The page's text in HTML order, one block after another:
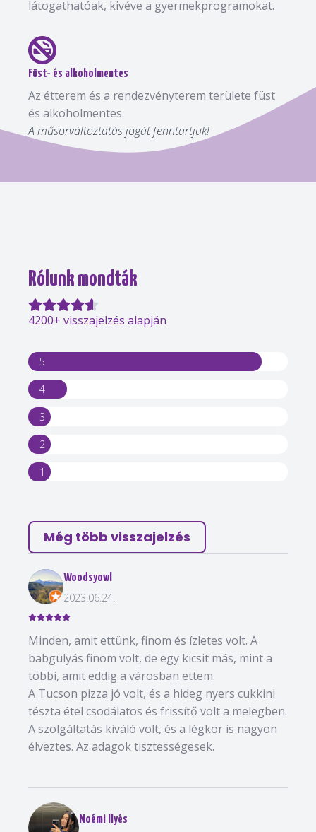
látogathatóak, kivéve a gyermekprogramokat.
Füst- és alkoholmentes
Az étterem és a rendezvényterem területe füst
és alkoholmentes.
A műsorváltoztatás jogát fenntartjuk!
Rólunk mondták
4200+ visszajelzés alapján
5
4
3
2
1
Még több visszajelzés
Woodsyowl
2023.06.24.
Minden, amit ettünk, finom és ízletes volt. A
babgulyás finom volt, de egy kicsit más, mint a
többi, amit eddig a városban ettem.
A Tucson pizza jó volt, és a hideg nyers cukkini
tészta étel csodálatos és frissítő volt a melegben.
A szolgáltatás kiváló volt, és a légkör is nagyon
élveztes. Az adagok tisztességesek.
Noémi Ilyés